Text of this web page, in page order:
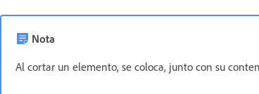
Nota
Al cortar un elemento, se coloca, junto con su